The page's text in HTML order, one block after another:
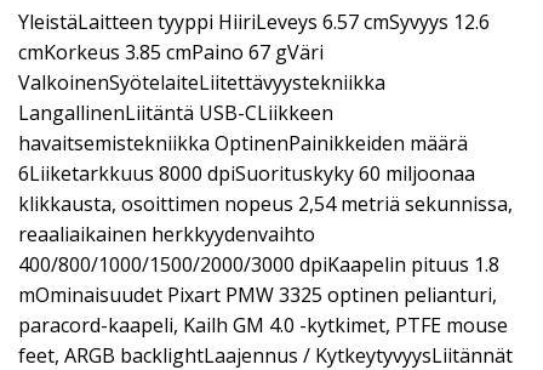
YleistäLaitteen tyyppi HiiriLeveys 6.57 cmSyvyys 12.6
cmKorkeus 3.85 cmPaino 67 gVäri
ValkoinenSyötelaiteLiitettävyystekniikka
LangallinenLiitäntä USB-CLiikkeen
havaitsemistekniikka OptinenPainikkeiden määrä
6Liiketarkkuus 8000 dpiSuorituskyky 60 miljoonaa
klikkausta, osoittimen nopeus 2,54 metriä sekunnissa,
reaaliaikainen herkkyydenvaihto
400/800/1000/1500/2000/3000 dpiKaapelin pituus 1.8
mOminaisuudet Pixart PMW 3325 optinen pelianturi,
paracord-kaapeli, Kailh GM 4.0 -kytkimet, PTFE mouse
feet, ARGB backlightLaajennus / KytkeytyvyysLiitännät